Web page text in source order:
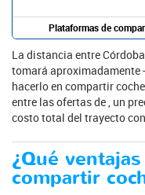
Plataformas de
La distancia entre
tomará aproximadamente
hacerlo en compartir
entre las ofertas de , un
costo total del trayecto
¿Qué
compartir